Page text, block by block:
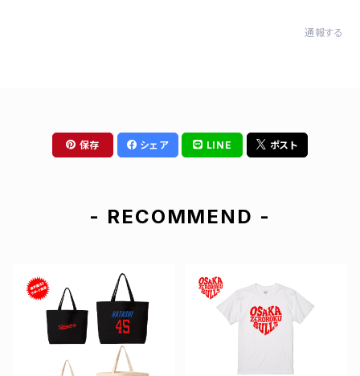
通報する
保存 シェア LINE ポスト
- RECOMMEND -